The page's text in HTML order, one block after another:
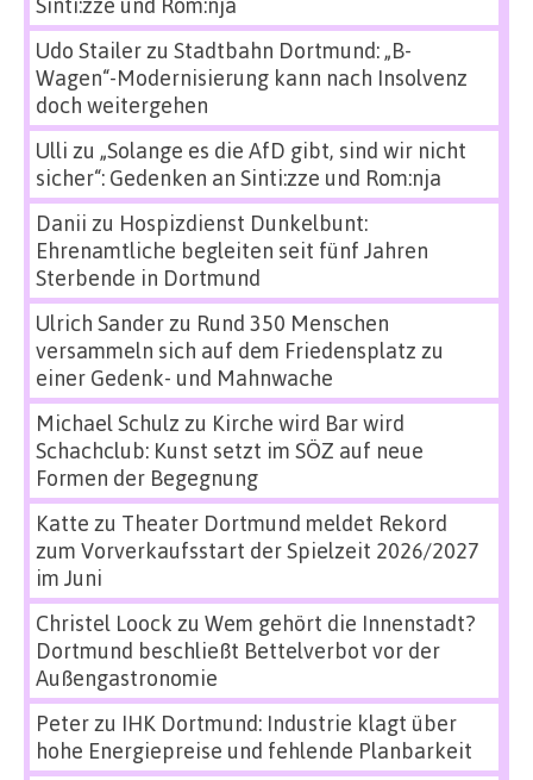
Udo Stailerzu Stadtbahn Dortmund: „B-
Wagen“-Modernisierung kann nach Insolvenz
doch weitergehen
Ulli zu „Solange es die AfD gibt, sind wir nicht
sicher“: Gedenken an Sinti:zze und Rom:nja
Danii zu Hospizdienst Dunkelbunt:
Ehrenamtliche begleiten seit fünf Jahren
Sterbende in Dortmund
Ulrich Sanderzu Rund 350 Menschen
versammeln sich auf dem Friedensplatz zu
einer Gedenk- und Mahnwache
Michael Schulz zu Kirche wird Bar wird
Schachclub: Kunst setzt im SÖZ auf neue
Formen der Begegnung
Katte zu Theater Dortmund meldet Rekord
zum Vorverkaufsstart der Spielzeit 2026/2027
im Juni
Christel Loock zu Wem gehört die Innenstadt?
Dortmund beschließt Bettelverbot vor der
Außengastronomie
Peterzu IHK Dortmund: Industrie klagt über
hohe Energiepreise und fehlende Planbarkeit